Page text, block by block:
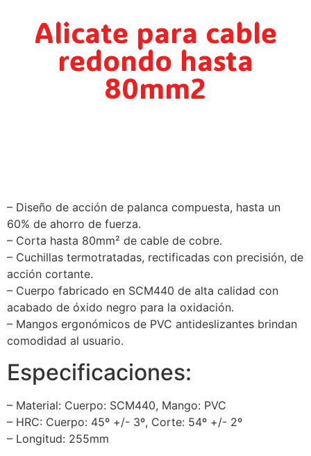
Alicate para cable
redondo hasta
80mm2
– Diseño de acción de palanca compuesta, hasta un
60% de ahorro de fuerza.
– Corta hasta 80mm² de cable de cobre.
– Cuchillas termotratadas, rectificadas con precisión, de
acción cortante.
– Cuerpo fabricado en SCM440 de alta calidad con
acabado de óxido negro para la oxidación.
– Mangos ergonómicos de PVC antideslizantes brindan
comodidad al usuario.
Especificaciones:
– Material: Cuerpo: SCM440, Mango: PVC
– HRC: Cuerpo: 45º +/- 3º, Corte: 54º +/- 2º
– Longitud: 255mm